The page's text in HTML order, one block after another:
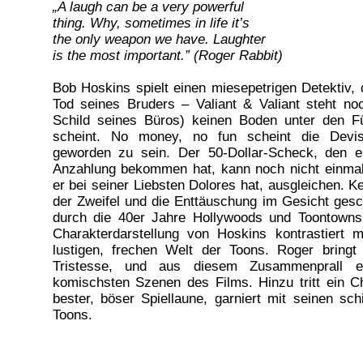
„A laugh can be a very powerful
thing. Why, sometimes in life it’s
the only weapon we have. Laughter
is the most important.” (Roger Rabbit)
Bob Hoskins spielt einen miesepetrigen Detektiv,
Tod seines Bruders – Valiant & Valiant steht
Schild seines Büros) keinen Boden unter den
scheint. No money, no fun scheint die
geworden zu sein. Der 50-Dollar-Scheck, den
Anzahlung bekommen hat, kann noch nicht
er bei seiner Liebsten Dolores hat, ausgleichen.
der Zweifel und die Enttäuschung im Gesicht
durch die 40er Jahre Hollywoods und
Charakterdarstellung von Hoskins kontrastiert
lustigen, frechen Welt der Toons. Roger
Tristesse, und aus diesem Zusammenprall
komischsten Szenen des Films. Hinzu tritt ein
bester, böser Spiellaune, garniert mit seinen
Toons.